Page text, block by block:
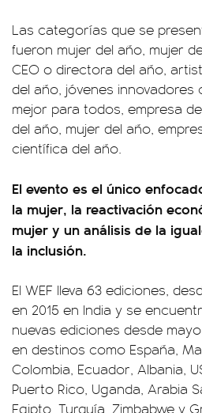
Las categorías que se
fueron mujer del año, mujer
CEO o directora del año,
del año, jóvenes
mejor para todos, empresa
del año, mujer del año,
científica del año.
El evento es el único
la mujer, la reactivación
mujer y un análisis de la
la inclusión.
El WEF lleva 63 ediciones,
en 2015 en India y se
nuevas ediciones desde
en destinos como España,
Colombia, Ecuador, Albania,
Puerto Rico, Uganda, Arabia
Egipto, Turquía, Zimbabwe y